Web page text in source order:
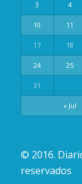
« Jul
3 4
10 11
17 18
24 25
31
© 2016.
reservados